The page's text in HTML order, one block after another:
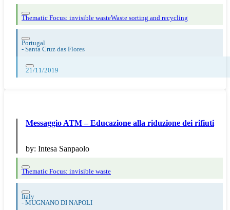
Thematic Focus: invisible wasteWaste sorting and recycling
Portugal
- Santa Cruz das Flores
21/11/2019
Messaggio ATM – Educazione alla riduzione dei rifiuti
by: Intesa Sanpaolo
Thematic Focus: invisible waste
Italy
- MUGNANO DI NAPOLI